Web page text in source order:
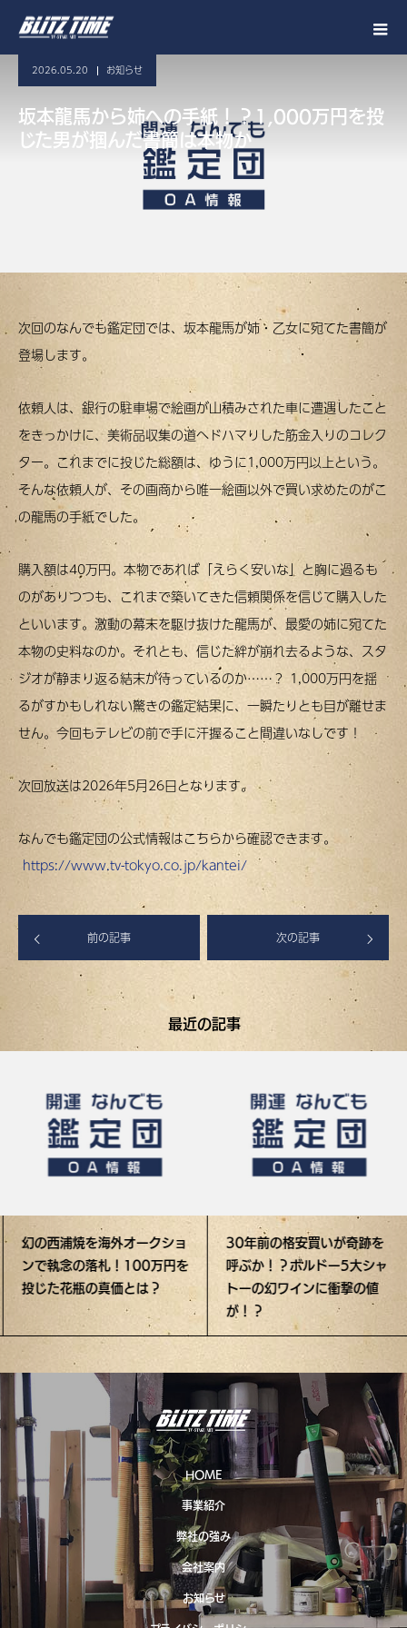
2026.05.20 お知らせ
坂本龍馬から姉への手紙！？1,000万円を投
じた男が掴んだ書簡は本物か
次回のなんでも鑑定団では、坂本龍馬が姉・乙女に宛てた書簡が
登場します。
依頼人は、銀行の駐車場で絵画が山積みされた車に遭遇したこと
をきっかけに、美術品収集の道へドハマりした筋金入りのコレク
ター。これまでに投じた総額は、ゆうに1,000万円以上という。
そんな依頼人が、その画商から唯一絵画以外で買い求めたのがこ
の龍馬の手紙でした。
購入額は40万円。本物であれば「えらく安いな」と胸に過るも
のがありつつも、これまで築いてきた信頼関係を信じて購入した
といいます。激動の幕末を駆け抜けた龍馬が、最愛の姉に宛てた
本物の史料なのか。それとも、信じた絆が崩れ去るような、スタ
ジオが静まり返る結末が待っているのか……？ 1,000万円を揺
るがすかもしれない驚きの鑑定結果に、一瞬たりとも目が離せま
せん。今回もテレビの前で手に汗握ること間違いなしです！
次回放送は2026年5月26日となります。
なんでも鑑定団の公式情報はこちらから確認できます。
https://www.tv-tokyo.co.jp/kantei/
前の記事 次の記事
最近の記事
幻の西浦焼を海外オークショ
ンで執念の落札！100万円を
投じた花瓶の真価とは？
30年前の格安買いが奇跡を
呼ぶか！？ボルドー5大シャ
トーの幻ワインに衝撃の値
が！？
HOME
事業紹介
弊社の強み
会社案内
お知らせ